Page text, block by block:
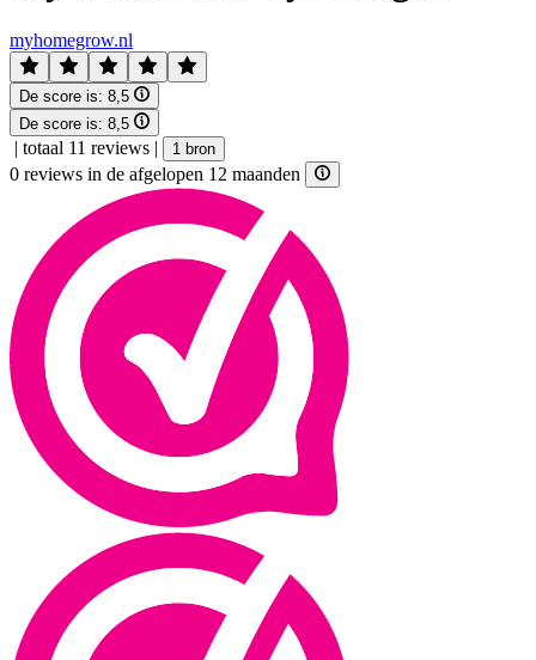
myhomegrow.nl
De score is: 8,5
De score is: 8,5
| totaal 11 reviews | 1 bron
0 reviews in de afgelopen 12 maanden